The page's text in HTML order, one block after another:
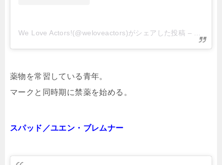
We Love Actors!(@weloveactors)がシェアした投稿 – 2019年
薬物を常習している青年。
マークと同時期に禁薬を始める。
スパッド／ユエン・ブレムナー